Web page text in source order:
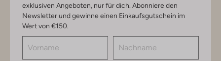
exklusiven Angeboten, nur für dich. Abonniere den
Newsletter und gewinne einen Einkaufsgutschein im
Wert von €150.